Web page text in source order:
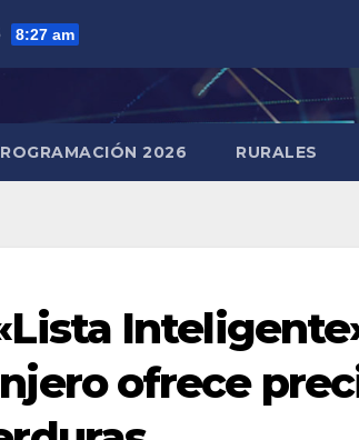
8:27 am
2026 RURALES
ofrece